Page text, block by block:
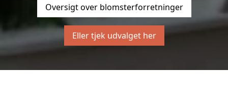
Oversigt over blomsterforretninger
Eller tjek udvalget her